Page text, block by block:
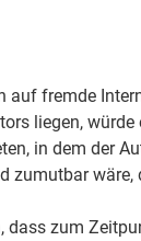
auf fremde
liegen,
in dem der
zumutbar wäre,
dass zum